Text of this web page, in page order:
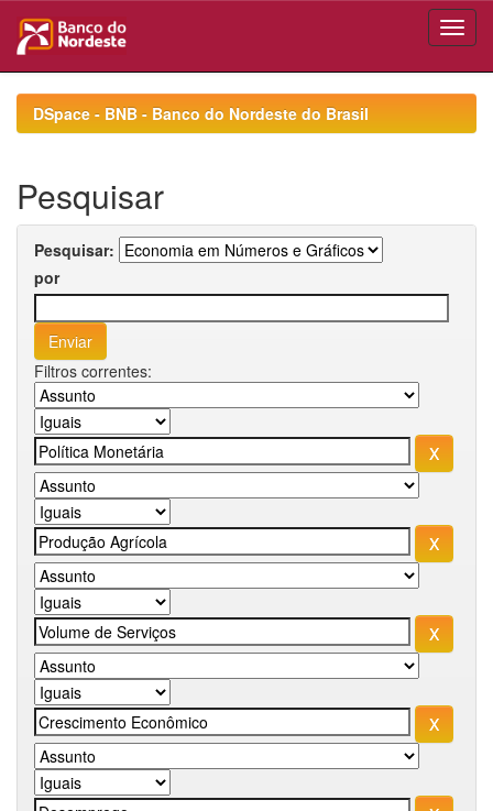
navigationDSpace - BNB - Banco do Nordeste do Brasil
Pesquisar
Pesquisar:
por
Filtros correntes: